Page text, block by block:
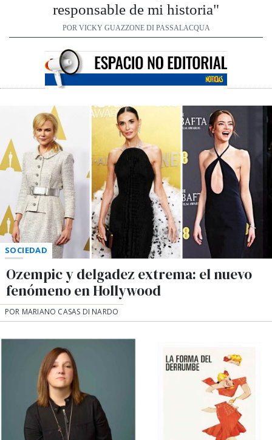
responsable de mi historia"
POR VICKY GUAZZONE DI PASSALACQUA
SOCIEDAD
Ozempic y delgadez extrema: el nuevo
fenómeno en Hollywood
POR MARIANO CASAS DI NARDO